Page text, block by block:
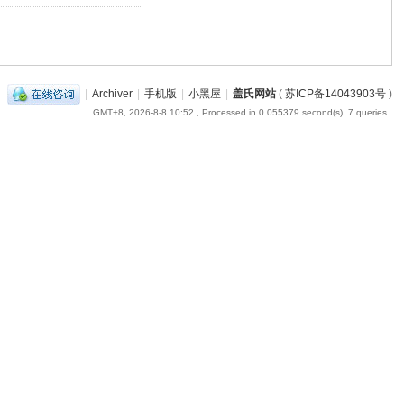
| Archiver | 手机版 | 小黑屋 | 盖氏网站( 苏ICP备14043903号)
GMT+8, 2026-8-8 10:52 , Processed in 0.055379 second(s), 7 queries .